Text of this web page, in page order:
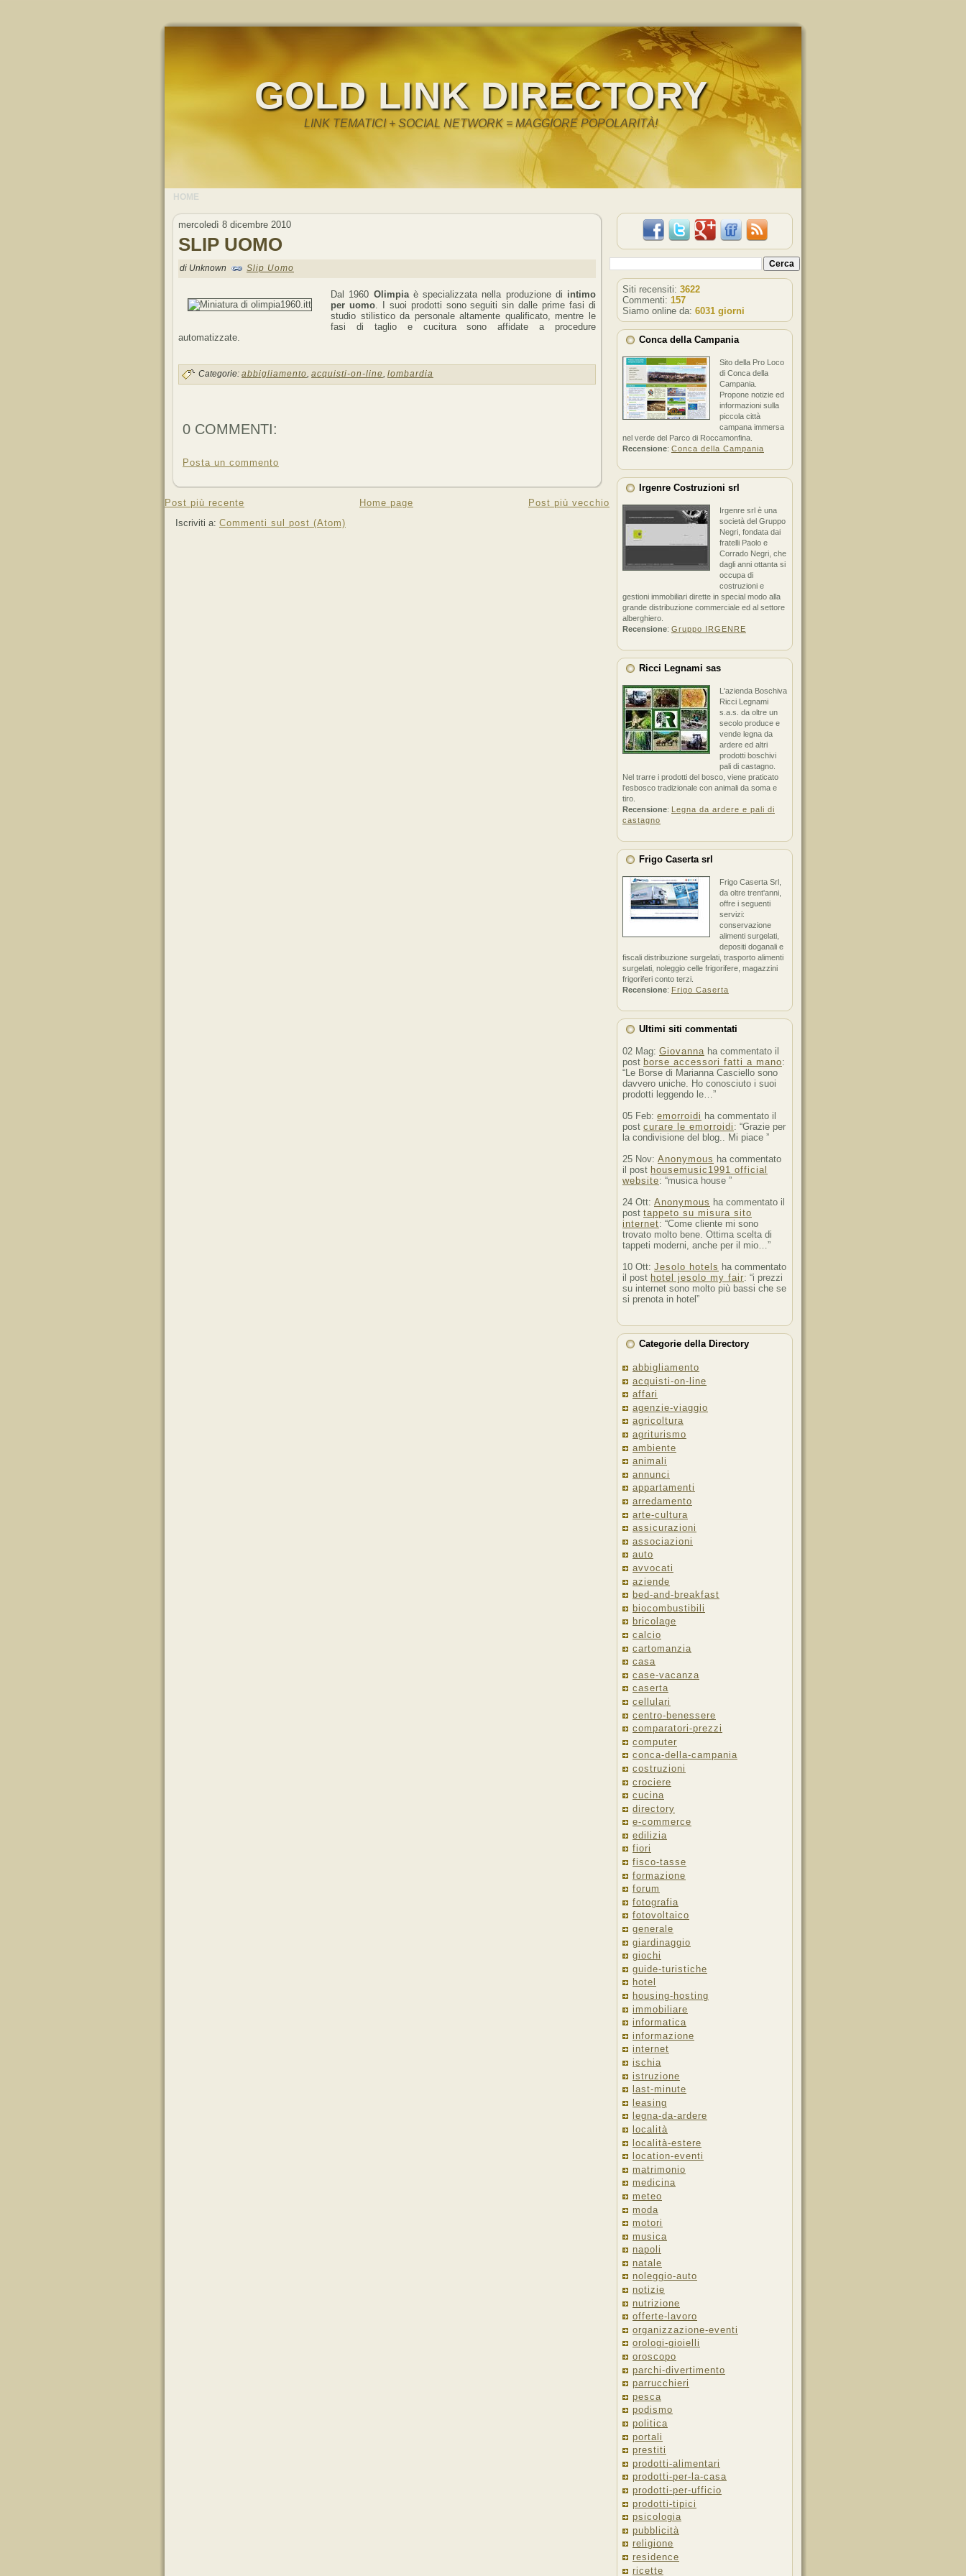
GOLD LINK DIRECTORY
LINK TEMATICI + SOCIAL NETWORK = MAGGIORE POPOLARITÀ!
HOME
mercoledì 8 dicembre 2010
SLIP UOMO
di Unknown Slip Uomo
Dal 1960 Olimpiaè specializzata nella produzione di intimo
per uomo. I suoi prodotti sono seguiti sin dalle prime fasi di
studio stilistico da personale altamente qualificato, mentre le
fasi di taglio e cucitura sono affidate a procedure
automatizzate.
Categorie: abbigliamento, acquisti-on-line, lombardia
0 COMMENTI:
Posta un commento
Post più recente Post più vecchio
Home page
Iscriviti a: Commenti sul post (Atom)
Siti recensiti: 3622
Commenti: 157
Siamo online da: 6031 giorni
Conca della Campania
Sito della Pro Loco
di Conca della
Campania.
Propone notizie ed
informazioni sulla
piccola città
campana immersa
nel verde del Parco di Roccamonfina.
Recensione: Conca della Campania
Irgenre Costruzioni srl
Irgenre srl è una
società del Gruppo
Negri, fondata dai
fratelli Paolo e
Corrado Negri, che
dagli anni ottanta si
occupa di
costruzioni e
gestioni immobiliari dirette in special modo alla
grande distribuzione commerciale ed al settore
alberghiero.
Recensione: Gruppo IRGENRE
Ricci Legnami sas
L'azienda Boschiva
Ricci Legnami
s.a.s. da oltre un
secolo produce e
vende legna da
ardere ed altri
prodotti boschivi
pali di castagno.
Nel trarre i prodotti del bosco, viene praticato
l'esbosco tradizionale con animali da soma e
tiro.
Recensione: Legna da ardere e pali di
castagno
Frigo Caserta srl
Frigo Caserta Srl,
da oltre trent'anni,
offre i seguenti
servizi:
conservazione
alimenti surgelati,
depositi doganali e
fiscali distribuzione surgelati, trasporto alimenti
surgelati, noleggio celle frigorifere, magazzini
frigoriferi conto terzi.
Recensione: Frigo Caserta
Ultimi siti commentati
02 Mag: Giovanna ha commentato il
post borse accessori fatti a mano:
“Le Borse di Marianna Casciello sono
davvero uniche. Ho conosciuto i suoi
prodotti leggendo le…”
05 Feb: emorroidi ha commentato il
post curare le emorroidi : “Grazie per
la condivisione del blog.. Mi piace ”
25 Nov: Anonymous ha commentato
il post housemusic1991 official
website: “musica house ”
24 Ott: Anonymous ha commentato il
post tappeto su misura sito
internet: “Come cliente mi sono
trovato molto bene. Ottima scelta di
tappeti moderni, anche per il mio…”
10 Ott: Jesolo hotels ha commentato
il post hotel jesolo my fair: “i prezzi
su internet sono molto più bassi che se
si prenota in hotel”
Categorie della Directory
abbigliamento
acquisti-on-line
affari
agenzie-viaggio
agricoltura
agriturismo
ambiente
animali
annunci
appartamenti
arredamento
arte-cultura
assicurazioni
associazioni
auto
avvocati
aziende
bed-and-breakfast
biocombustibili
bricolage
calcio
cartomanzia
casa
case-vacanza
caserta
cellulari
centro-benessere
comparatori-prezzi
computer
conca-della-campania
costruzioni
crociere
cucina
directory
e-commerce
edilizia
fiori
fisco-tasse
formazione
forum
fotografia
fotovoltaico
generale
giardinaggio
giochi
guide-turistiche
hotel
housing-hosting
immobiliare
informatica
informazione
internet
ischia
istruzione
last-minute
leasing
legna-da-ardere
località
località-estere
location-eventi
matrimonio
medicina
meteo
moda
motori
musica
napoli
natale
noleggio-auto
notizie
nutrizione
offerte-lavoro
organizzazione-eventi
orologi-gioielli
oroscopo
parchi-divertimento
parrucchieri
pesca
podismo
politica
portali
prestiti
prodotti-alimentari
prodotti-per-la-casa
prodotti-per-ufficio
prodotti-tipici
psicologia
pubblicità
religione
residence
ricette